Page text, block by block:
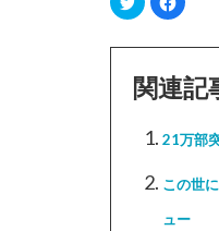
リ
し
Twitter
で
共
(新
し
ィ
ン
で
す
に
は
ク
ッ
ク
く
だ
い
関連記
21万部
この世
ュー